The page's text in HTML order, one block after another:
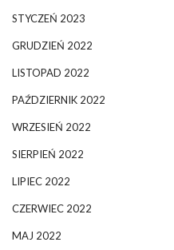
STYCZEŃ 2023
GRUDZIEŃ 2022
LISTOPAD 2022
PAŹDZIERNIK 2022
WRZESIEŃ 2022
SIERPIEŃ 2022
LIPIEC 2022
CZERWIEC 2022
MAJ 2022